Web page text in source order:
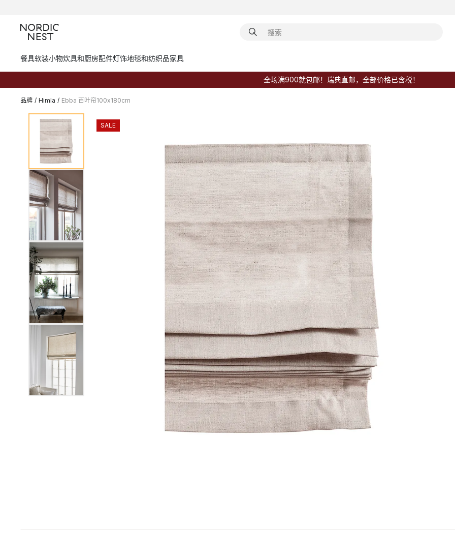
餐具软装小物炊具和厨房配件灯饰地毯和纺织品家具
全场满900就包邮！瑞典直邮，全部价格已含税！
品牌 / Himla / Ebba 百叶帘100x180cm
SALE